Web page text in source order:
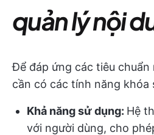
quản lý nội
Để đáp ứng các tiêu
cần có các tính năng khóa
Khả năng sử dụng: Hệ
với người dùng, cho